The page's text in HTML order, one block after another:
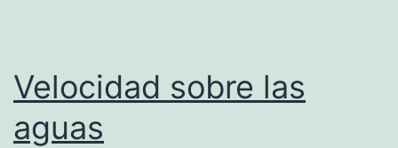
Velocidad sobre las
aguas